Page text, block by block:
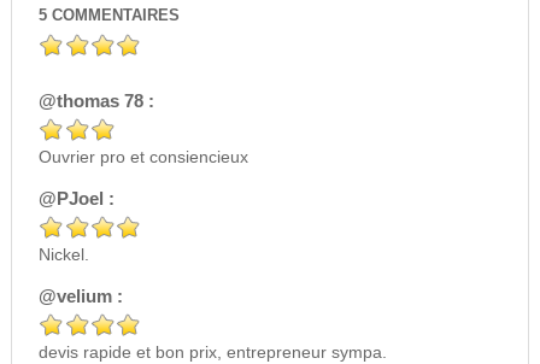
5 COMMENTAIRES
@thomas 78 :
Ouvrier pro et consiencieux
@PJoel :
Nickel.
@velium :
devis rapide et bon prix, entrepreneur sympa.